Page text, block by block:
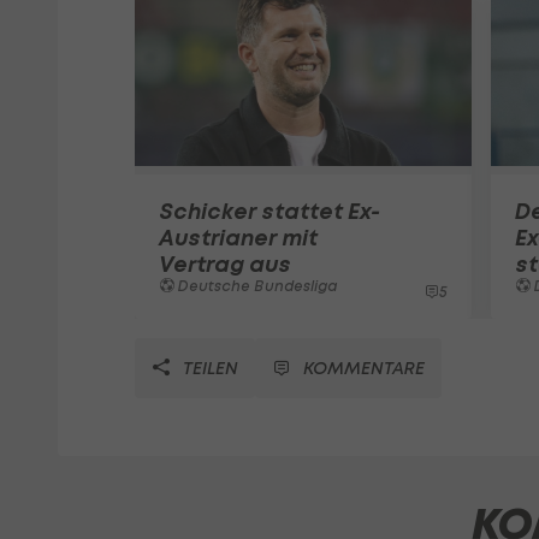
Schicker stattet Ex-
Austrianer mit
Vertrag aus
Deutsche Bundesliga 5
TEILEN KOMMENTARE